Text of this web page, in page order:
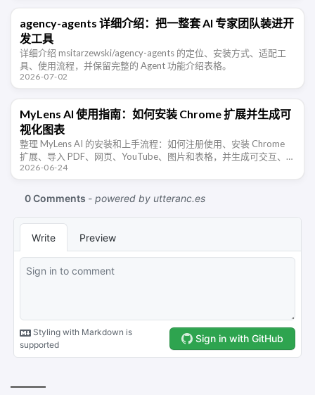
agency-agents 详细介绍：把一整套 AI 专家团队装进开
发工具
详细介绍 msitarzewski/agency-agents 的定位、安装方式、适配工
具、使用流程，并保留完整的 Agent 功能介绍表格。
2026-07-02
MyLens AI 使用指南：如何安装 Chrome 扩展并生成可
视化图表
整理 MyLens AI 的安装和上手流程：如何注册使用、安装 Chrome
扩展、导入 PDF、网页、YouTube、图片和表格，并生成可交互、可
追溯来源的 AI 可视化图表。
2026-06-24